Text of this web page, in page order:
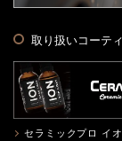
取り扱いコーテ
セラミックプロ イ